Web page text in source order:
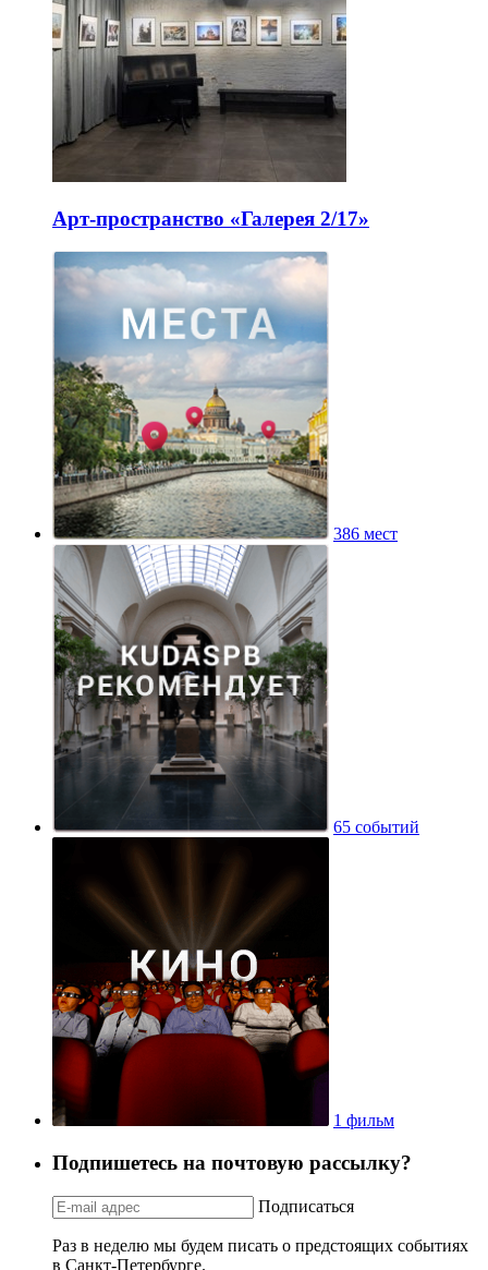
Арт-пространство «Галерея 2/17»
386 мест
65 событий
1 фильм
Подпишетесь на почтовую рассылку?
Подписаться
Раз в неделю мы будем писать о предстоящих событиях
в Санкт-Петербурге.